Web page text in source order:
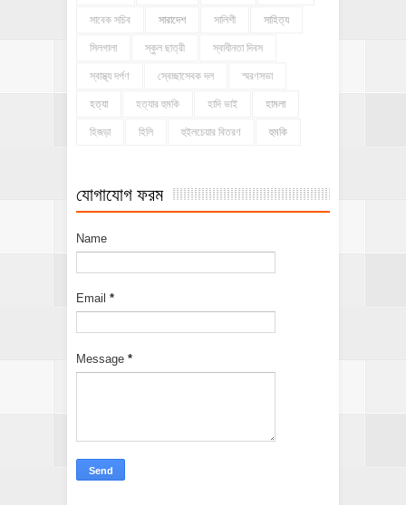
সাবেক সচিব সারাদেশ সালিশী সাহিত্য
সিলগালা স্কুল ছাত্রী স্বাধীনতা দিবস
স্বাস্থ্য দর্পণ স্বেচ্ছাসেবক দল স্মরণসভা
হত্যা হত্যার হুমকি হাদি ভাই হামলা
হিজড়া হিলি হুইলচেয়ার বিতরণ হুমকি
যোগাযোগ ফরম
Name
Email *
Message *